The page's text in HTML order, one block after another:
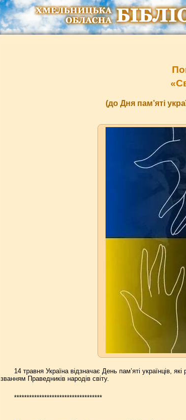
(до Дня пам’яті
14 травня Україна відзначає День пам’яті українців,
званням Праведників народів світу.
***********************************